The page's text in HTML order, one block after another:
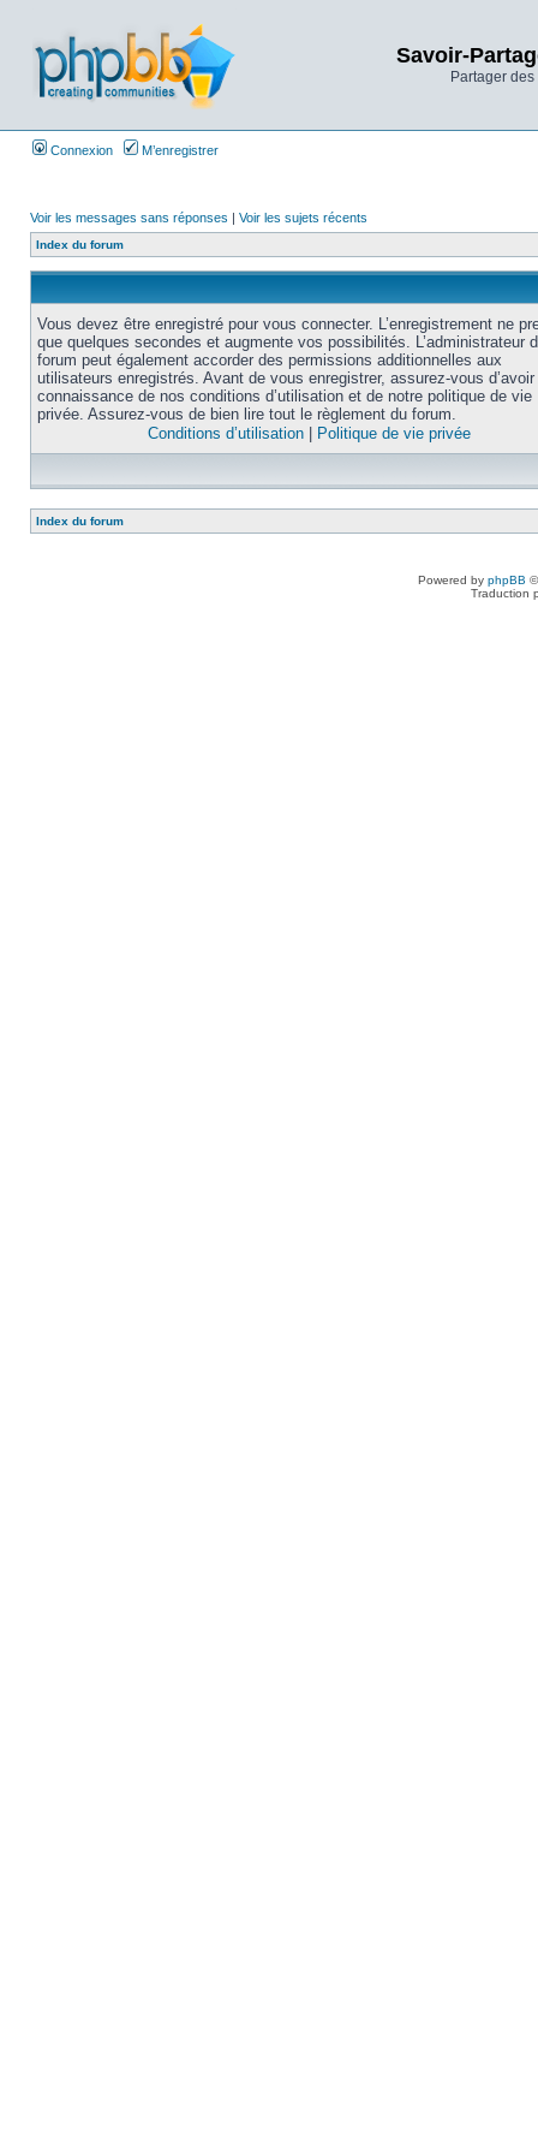
Savoir-
Partager
Connexion M’enregistrer
Voir les messages sans réponses | Voir les sujets récents
Index du forum
Vous devez être enregistré pour vous connecter. L’enregistrement ne
que quelques secondes et augmente vos possibilités. L’administrateur
forum peut également accorder des permissions additionnelles aux
utilisateurs enregistrés. Avant de vous enregistrer, assurez-vous
connaissance de nos conditions d’utilisation et de notre politique de vie
privée. Assurez-vous de bien lire tout le règlement du forum.
Conditions d’utilisation
Politique de vie privée
Index du forum
Powered by phpBB
Traduction